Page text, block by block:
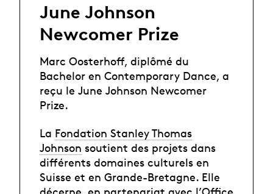
June Johnson
Newcomer Prize
Marc Oosterhoff, diplômé du
Bachelor en Contemporary Dance, a
reçu le June Johnson Newcomer
Prize.
La Fondation Stanley Thomas
Johnson soutient des projets dans
différents domaines culturels en
Suisse et en Grande-Bretagne. Elle